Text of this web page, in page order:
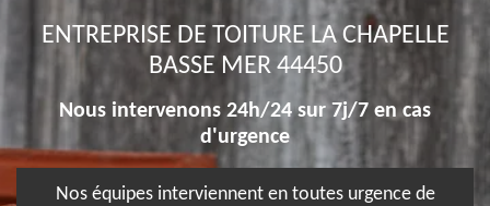
ENTREPRISE DE TOITURE LA CHAPELLE
BASSE MER 44450
Nous intervenons 24h/24 sur 7j/7 en cas
d'urgence
Nos équipes interviennent en toutes urgence de